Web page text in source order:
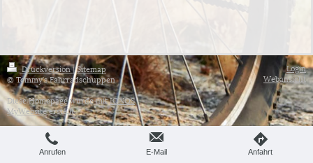
Druckversion|Sitemap
© Tommy's Fahrradschuppen
Diese Homepage wurde mitIONOS
MyWebsiteerstellt.
Login
Webansicht
Anrufen E-Mail Anfahrt